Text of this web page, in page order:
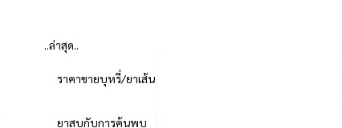
..ล่าสุด..
ราคาขายบุหรี่/ยาเส้น
ยาสูบกับการค้นพบ